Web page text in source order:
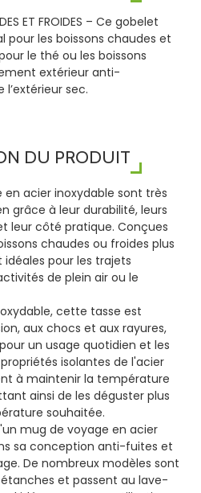
ET FROIDES – Ce gobelet
pour les boissons chaudes et
le thé ou les boissons
extérieur anti-
sec.
DU PRODUIT
en acier inoxydable sont très
grâce à leur durabilité, leurs
leur côté pratique. Conçues
chaudes ou froides plus
pour les trajets
de plein air ou le
cette tasse est
aux chocs et aux rayures,
un usage quotidien et les
isolantes de l'acier
à maintenir la température
ainsi de les déguster plus
souhaitée.
mug de voyage en acier
sa conception anti-fuites et
De nombreux modèles sont
et passent au lave-